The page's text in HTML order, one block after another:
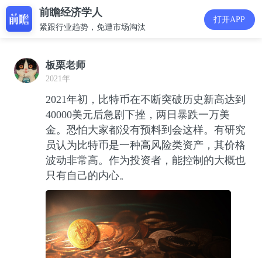
前瞻经济学人
紧跟行业趋势，免遭市场淘汰
打开APP
板栗老师
2021年
2021年初，比特币在不断突破历史新高达到
40000美元后急剧下挫，两日暴跌一万美
金。恐怕大家都没有预料到会这样。有研究
员认为比特币是一种高风险类资产，其价格
波动非常高。作为投资者，能控制的大概也
只有自己的内心。